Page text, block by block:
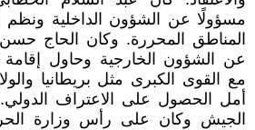
مسؤولًا عن الشؤون الداخلية ونظم
المناطق المحررة. وكان الحاج
عن الشؤون الخارجية وحاول إقامة
مع القوى الكبرى مثل بريطانيا
أمل الحصول على الاعتراف
الجيش وكان على رأس وزارة